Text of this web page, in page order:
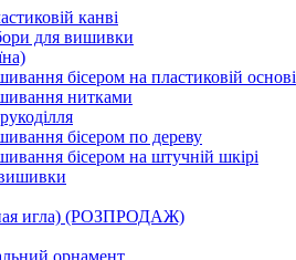
канві
для вишивки
бісером на пластиковій основі
нитками
бісером по дереву
бісером на штучній шкірі
игла) (РОЗПРОДАЖ)
орнамент